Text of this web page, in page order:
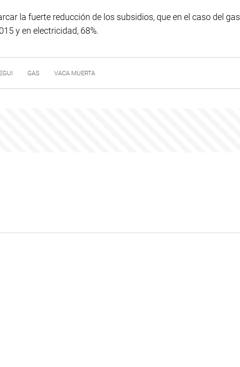
la fuerte reducción de los subsidios, que en el caso del gas
y en electricidad, 68%.
GAS VACA MUERTA